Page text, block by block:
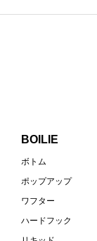
BOILIE
ボトム
ポップアップ
ワフター
ハードフック